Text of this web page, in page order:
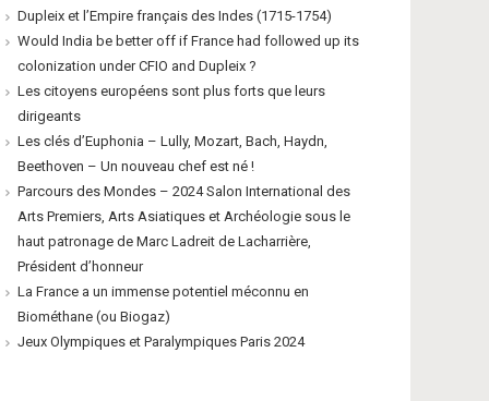
Dupleix et l’Empire français des Indes (1715-1754)
Would India be better off if France had followed up its
colonization under CFIO and Dupleix ?
Les citoyens européens sont plus forts que leurs
dirigeants
Les clés d’Euphonia – Lully, Mozart, Bach, Haydn,
Beethoven – Un nouveau chef est né !
Parcours des Mondes – 2024 Salon International des
Arts Premiers, Arts Asiatiques et Archéologie sous le
haut patronage de Marc Ladreit de Lacharrière,
Président d’honneur
La France a un immense potentiel méconnu en
Biométhane (ou Biogaz)
Jeux Olympiques et Paralympiques Paris 2024